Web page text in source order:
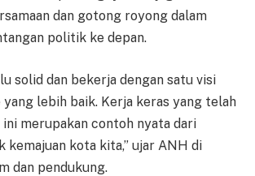
dan gotong royong dalam
politik ke depan.
solid dan bekerja dengan satu visi
lebih baik. Kerja keras yang telah
merupakan contoh nyata dari
kemajuan kota kita,” ujar ANH di
dan pendukung.